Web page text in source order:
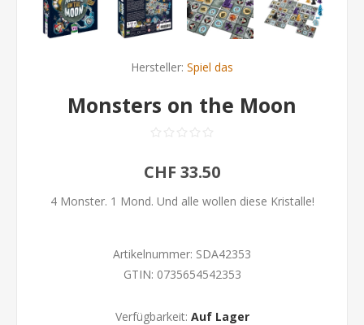
Hersteller: Spiel das
Monsters on the Moon
CHF 33.50
4 Monster. 1 Mond. Und alle wollen diese Kristalle!
Artikelnummer: SDA42353
GTIN: 0735654542353
Verfügbarkeit: Auf Lager